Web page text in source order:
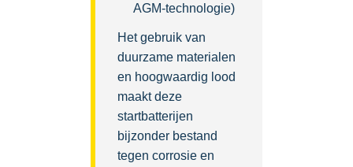
AGM-technologie)
Het gebruik van
duurzame materialen
en hoogwaardig lood
maakt deze
startbatterijen
bijzonder bestand
tegen corrosie en